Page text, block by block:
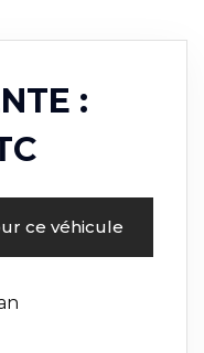
:
ce véhicule